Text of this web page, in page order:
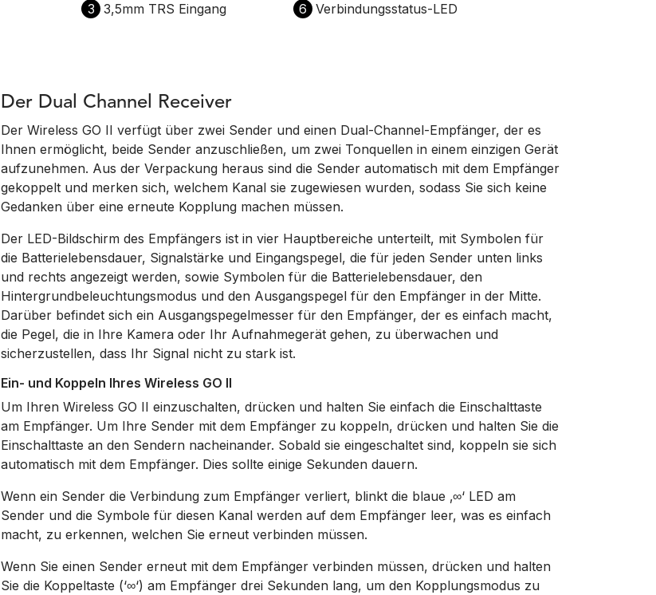
3
3,5mm TRS Eingang
6 Verbindungsstatus-LED
Der Dual Channel Receiver
Der Wireless GO II verfügt über zwei Sender und einen Dual-Channel-Empfänger, der es
Ihnen ermöglicht, beide Sender anzuschließen, um zwei Tonquellen in einem einzigen Gerät
aufzunehmen. Aus der Verpackung heraus sind die Sender automatisch mit dem Empfänger
gekoppelt und merken sich, welchem Kanal sie zugewiesen wurden, sodass Sie sich keine
Gedanken über eine erneute Kopplung machen müssen.
Der LED-Bildschirm des Empfängers ist in vier Hauptbereiche unterteilt, mit Symbolen für
die Batterielebensdauer, Signalstärke und Eingangspegel, die für jeden Sender unten links
und rechts angezeigt werden, sowie Symbolen für die Batterielebensdauer, den
Hintergrundbeleuchtungsmodus und den Ausgangspegel für den Empfänger in der Mitte.
Darüber befindet sich ein Ausgangspegelmesser für den Empfänger, der es einfach macht,
die Pegel, die in Ihre Kamera oder Ihr Aufnahmegerät gehen, zu überwachen und
sicherzustellen, dass Ihr Signal nicht zu stark ist.
Ein- und Koppeln Ihres Wireless GO II
Um Ihren Wireless GO II einzuschalten, drücken und halten Sie einfach die Einschalttaste
am Empfänger. Um Ihre Sender mit dem Empfänger zu koppeln, drücken und halten Sie die
Einschalttaste an den Sendern nacheinander. Sobald sie eingeschaltet sind, koppeln sie sich
automatisch mit dem Empfänger. Dies sollte einige Sekunden dauern.
Wenn ein Sender die Verbindung zum Empfänger verliert, blinkt die blaue ‚∞‘ LED am
Sender und die Symbole für diesen Kanal werden auf dem Empfänger leer, was es einfach
macht, zu erkennen, welchen Sie erneut verbinden müssen.
Wenn Sie einen Sender erneut mit dem Empfänger verbinden müssen, drücken und halten
Sie die Koppeltaste (‘∞‘) am Empfänger drei Sekunden lang, um den Kopplungsmodus zu